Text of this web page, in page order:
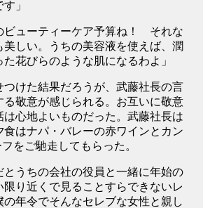
」
ビューティーケア予算ね！ それな
しい。うちの美容液を使えば、潤
花びらのような肌になるわよ」
けた結果だろうが、武藤社長の言
る敬意が感じられる。お互いに敬意
は心地よいものだった。武藤社長は
食はナパ・バレーの赤ワインとカン
をご馳走してもらった。
うちの会社の役員と一緒に年始の
り近くで見ることすらできないレ
年令でそんなセレブな女性と親し